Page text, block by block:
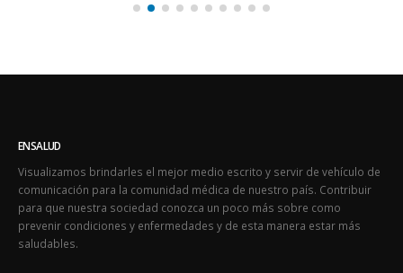
ENSALUD
Visualizamos brindarles el mejor medio escrito y servir de vehículo de
comunicación para la comunidad médica de nuestro país. Contribuir
para que nuestra sociedad conozca un poco más sobre como
prevenir condiciones y enfermedades y de esta manera estar más
saludables.